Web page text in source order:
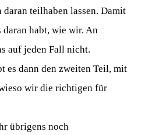
teilhaben lassen. Damit
habt, wie wir. An
auf jeden Fall nicht.
es dann den zweiten Teil, mit
wir die richtigen für
übrigens noch